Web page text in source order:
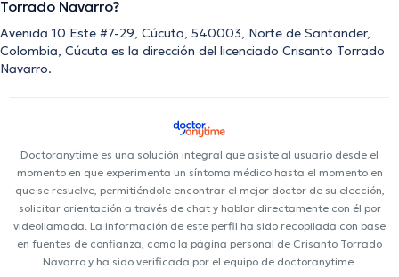
Torrado Navarro?
Avenida 10 Este #7-29, Cúcuta, 540003, Norte de Santander,
Colombia, Cúcuta es la dirección del licenciado Crisanto Torrado
Navarro.
Doctoranytime es una solución integral que asiste al usuario desde el
momento en que experimenta un síntoma médico hasta el momento en
que se resuelve, permitiéndole encontrar el mejor doctor de su elección,
solicitar orientación a través de chat y hablar directamente con él por
videollamada. La información de este perfil ha sido recopilada con base
en fuentes de confianza, como la página personal de Crisanto Torrado
Navarro y ha sido verificada por el equipo de doctoranytime.